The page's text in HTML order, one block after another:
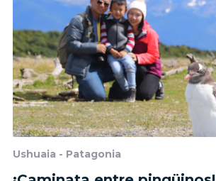
Ushuaia - Patagonia